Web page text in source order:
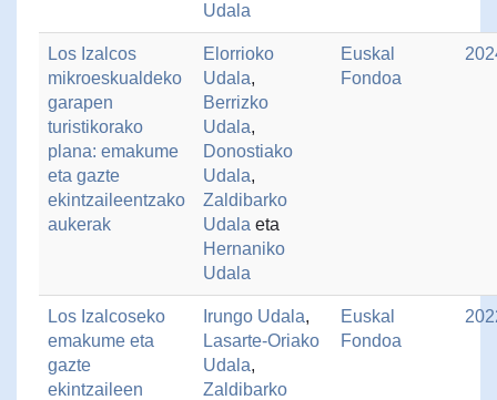
Udala
Los Izalcos
mikroeskualdeko
garapen
turistikorako
plana: emakume
eta gazte
ekintzaileentzako
aukerak
Elorrioko
Udala,
Berrizko
Udala,
Donostiako
Udala,
Zaldibarko
Udala eta
Hernaniko
Udala
Euskal
Fondoa
Los Izalcoseko
emakume eta
gazte
ekintzaileen
Irungo Udala,
Lasarte-Oriako
Udala,
Zaldibarko
Euskal
Fondoa